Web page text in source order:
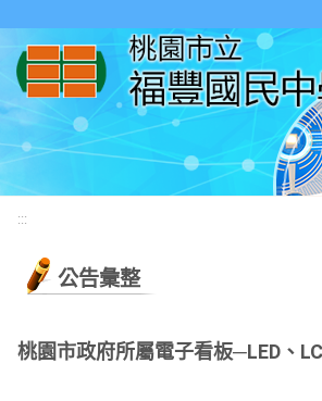
:::
公告彙整
桃園市政府所屬電子看板─LED、